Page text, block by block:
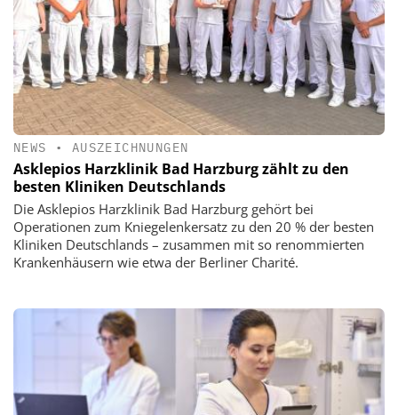
NEWS • AUSZEICHNUNGEN
Asklepios Harzklinik Bad Harzburg zählt zu den
besten Kliniken Deutschlands
Die Asklepios Harzklinik Bad Harzburg gehört bei
Operationen zum Kniegelenkersatz zu den 20 % der besten
Kliniken Deutschlands – zusammen mit so renommierten
Krankenhäusern wie etwa der Berliner Charité.